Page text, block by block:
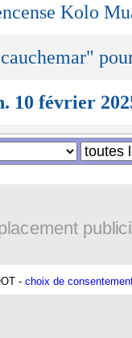
Kolo
10 février
9 février
- choix de